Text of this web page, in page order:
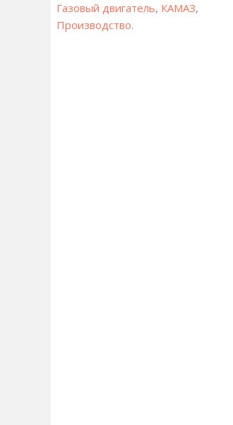
Газовый двигатель, КАМАЗ,
Производство.